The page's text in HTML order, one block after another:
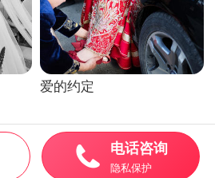
爱的约定
 电话咨询
隐私保护